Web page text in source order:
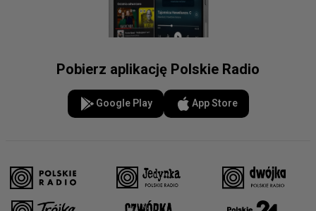
Pobierz aplikację Polskie Radio
Google Play App Store